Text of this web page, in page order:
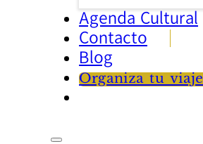
Agenda Cultural
Contacto
Blog
Organiza tu viaje